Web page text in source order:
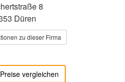
8
Düren
zu dieser Firma
vergleichen